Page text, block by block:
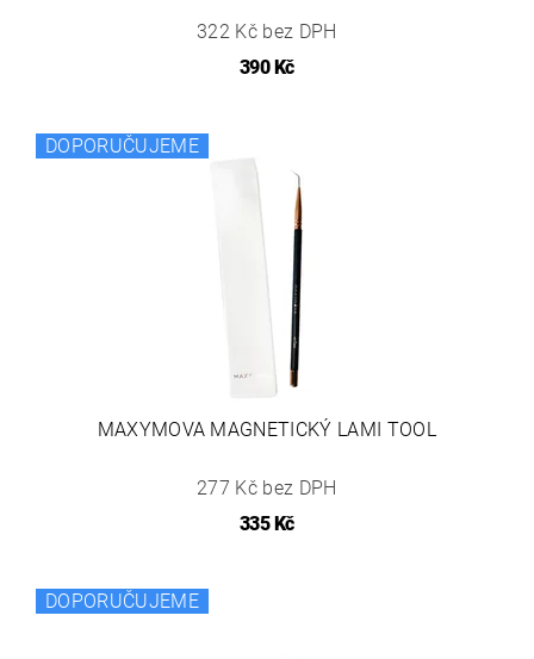
322 Kč bez DPH
390 Kč
DOPORUČUJEME
MAXYMOVA MAGNETICKÝ LAMI TOOL
277 Kč bez DPH
335 Kč
DOPORUČUJEME